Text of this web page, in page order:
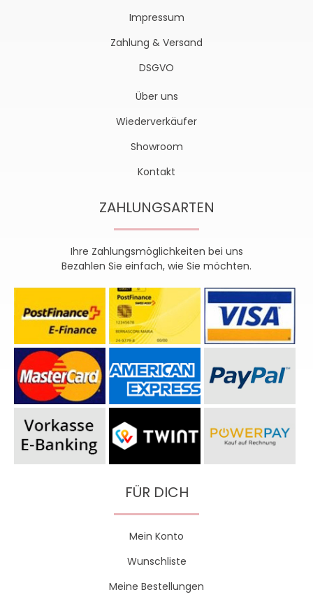
Impressum
Zahlung & Versand
DSGVO
Über uns
Wiederverkäufer
Showroom
Kontakt
ZAHLUNGSARTEN
Ihre Zahlungsmöglichkeiten bei uns
Bezahlen Sie einfach, wie Sie möchten.
FÜR DICH
Mein Konto
Wunschliste
Meine Bestellungen